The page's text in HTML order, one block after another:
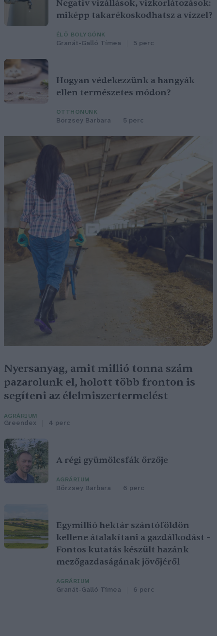
Negatív vízállások, vízkorlátozások:
miképp takarékoskodhatsz a vízzel?
ÉLŐ BOLYGÓNK
Granát-Galló Tímea 5 perc
Hogyan védekezzünk a hangyák
ellen természetes módon?
OTTHONUNK
Börzsey Barbara 5 perc
Nyersanyag, amit millió tonna szám
pazarolunk el, holott több fronton is
segíteni az élelmiszertermelést
AGRÁRIUM
Greendex 4 perc
A régi gyümölcsfák őrzője
AGRÁRIUM
Börzsey Barbara 6 perc
Egymillió hektár szántóföldön
kellene átalakítani a gazdálkodást –
Fontos kutatás készült hazánk
mezőgazdaságának jövőjéről
AGRÁRIUM
Granát-Galló Tímea 6 perc